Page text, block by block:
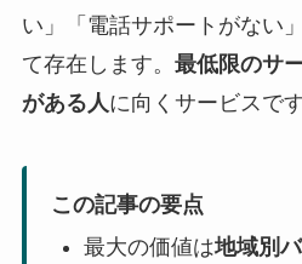
い」「電話サポートがない
て存在します。 最低限のサ
がある人 に向くサービスです
この記事の要点
最大の価値は地域別